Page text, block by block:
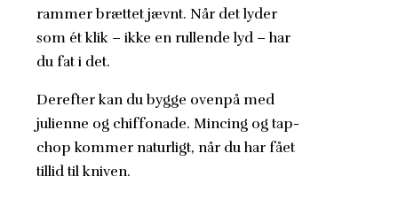
rammer brættet jævnt. Når det lyder
som ét klik – ikke en rullende lyd – har
du fat i det.
Derefter kan du bygge ovenpå med
julienne og chiffonade. Mincing og tap-
chop kommer naturligt, når du har fået
tillid til kniven.